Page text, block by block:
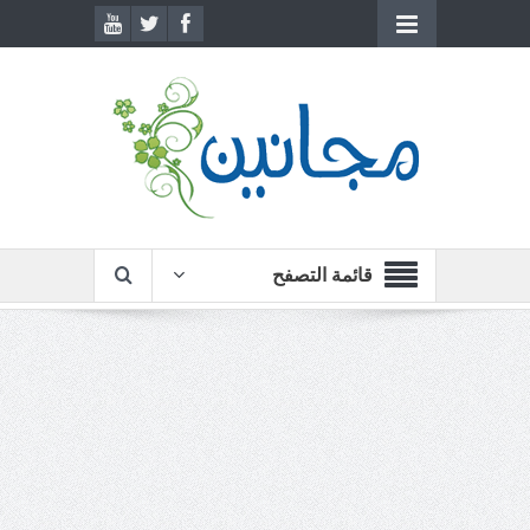
قائمة التصفح